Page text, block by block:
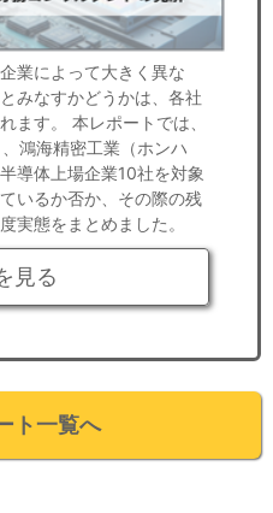
業によって大きく異な
みなすかどうかは、各社
ます。 本レポートでは、
鴻海精密工業（ホンハ
導体上場企業10社を対象
いるか否か、その際の残
実態をまとめました。
見る
ト一覧へ